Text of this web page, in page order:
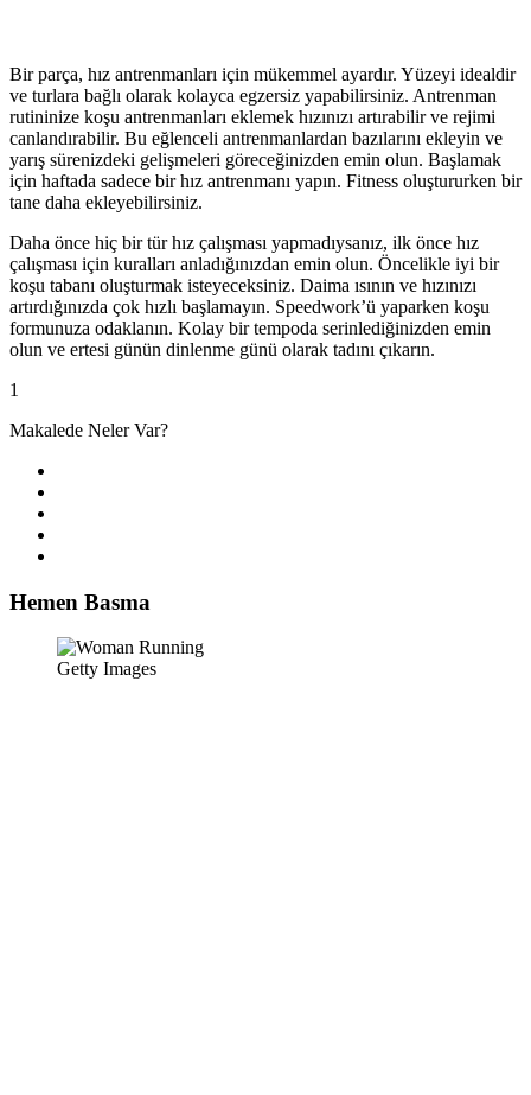
Bir parça, hız antrenmanları için mükemmel ayardır. Yüzeyi idealdir
ve turlara bağlı olarak kolayca egzersiz yapabilirsiniz. Antrenman
rutininize koşu antrenmanları eklemek hızınızı artırabilir ve rejimi
canlandırabilir. Bu eğlenceli antrenmanlardan bazılarını ekleyin ve
yarış sürenizdeki gelişmeleri göreceğinizden emin olun. Başlamak
için haftada sadece bir hız antrenmanı yapın. Fitness oluştururken bir
tane daha ekleyebilirsiniz.
Daha önce hiç bir tür hız çalışması yapmadıysanız, ilk önce hız
çalışması için kuralları anladığınızdan emin olun. Öncelikle iyi bir
koşu tabanı oluşturmak isteyeceksiniz. Daima ısının ve hızınızı
artırdığınızda çok hızlı başlamayın. Speedwork’ü yaparken koşu
formunuza odaklanın. Kolay bir tempoda serinlediğinizden emin
olun ve ertesi günün dinlenme günü olarak tadını çıkarın.
1
Makalede Neler Var?
Hemen Basma
Getty Images